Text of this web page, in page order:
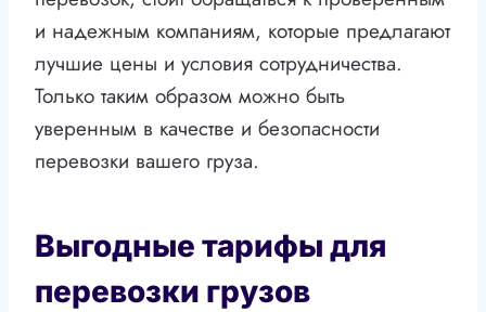
и надежным компаниям, которые предлагают
лучшие цены и условия сотрудничества.
Только таким образом можно быть
уверенным в качестве и безопасности
перевозки вашего груза.
Выгодные тарифы для
перевозки грузов